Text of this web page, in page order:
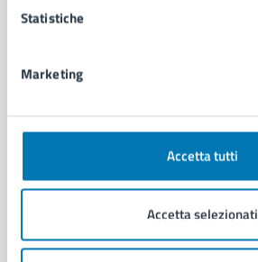
Statistiche
Marketing
Accetta tutti
Accetta selezionati
Comune di Napoli
AMMINISTRAZIONE
Organi di governo
Enti e fondazioni
Personale amministrativo